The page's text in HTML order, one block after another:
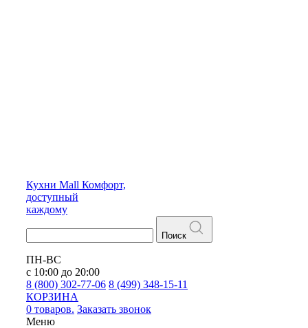
Кухни Mall Комфорт,
доступный
каждому
Поиск
ПН-ВС
с 10:00 до 20:00
8 (800) 302-77-06 8 (499) 348-15-11
КОРЗИНА
0 товаров. Заказать звонок
Меню